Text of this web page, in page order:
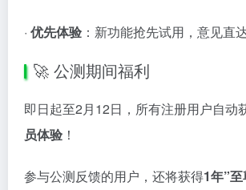
· 优先体验 ：新功能抢先试用，意见直
🚀 公测期间福利
即日起至2月12日，所有注册用户自动
员体验 ！
参与公测反馈的用户，还将获得1年”